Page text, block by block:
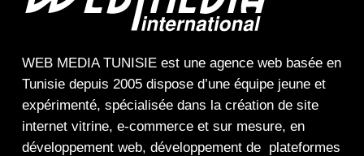
WEB MEDIA TUNISIEest une agence webbasée en
Tunisie depuis 2005 dispose d’une équipe jeune et
expérimenté, spécialisée dans la création de site
internet vitrine, e-commerceet sur mesure, en
développement web, développement de plateformes